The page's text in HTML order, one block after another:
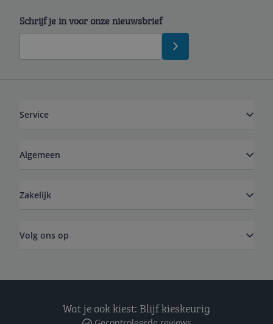
Schrijf je in voor onze nieuwsbrief
Service
Algemeen
Zakelijk
Volg ons op
Wat je ook kiest: Blijf kieskeurig